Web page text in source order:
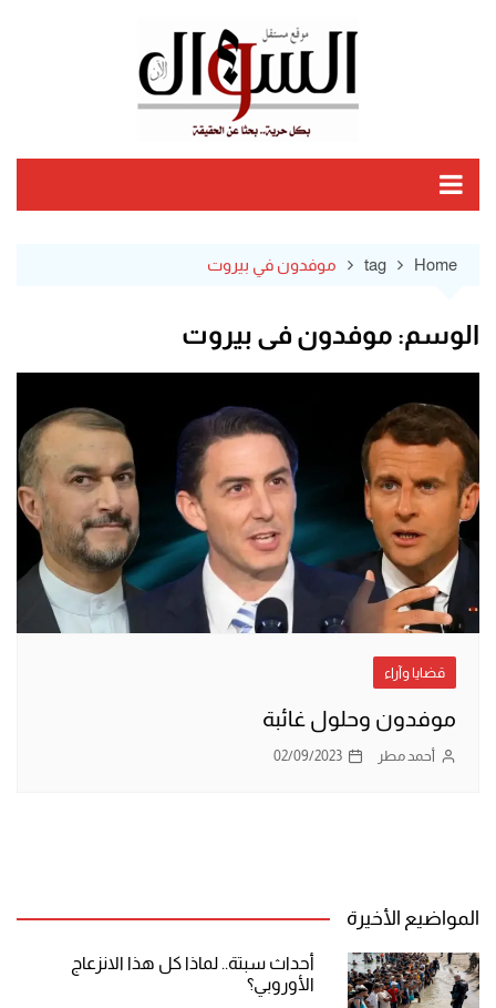
Home
tag موفدون في بيروت
الوسم: موفدون في بيروت
قضايا وآراء
موفدون وحلول غائبة
أحمد مطر 02/09/2023
المواضيع الأخيرة
أحداث سبتة.. لماذا كل هذا الانزعاج
الأوروبي؟